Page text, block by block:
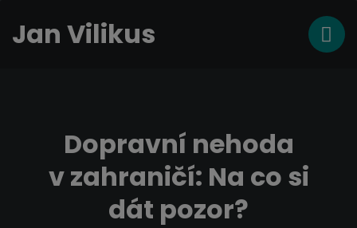
Jan Vilikus
Dopravní nehoda
v zahraničí: Na co si
dát pozor?